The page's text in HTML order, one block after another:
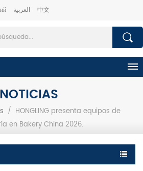
العربية 中文
NOTICIAS
/ HONGLING presenta equipos de
en Bakery China 2026.